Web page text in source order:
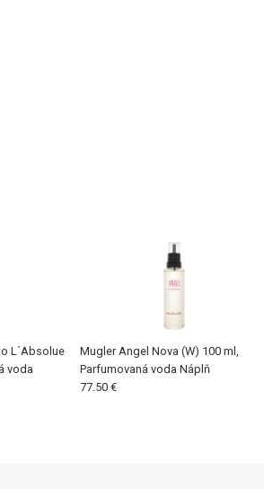
L´Absolue
voda
Mugler Angel Nova (W) 100 ml,
Parfumovaná voda Náplň
77.50 €